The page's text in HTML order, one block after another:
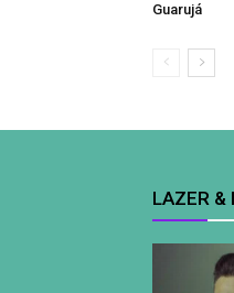
Guarujá
LAZER &